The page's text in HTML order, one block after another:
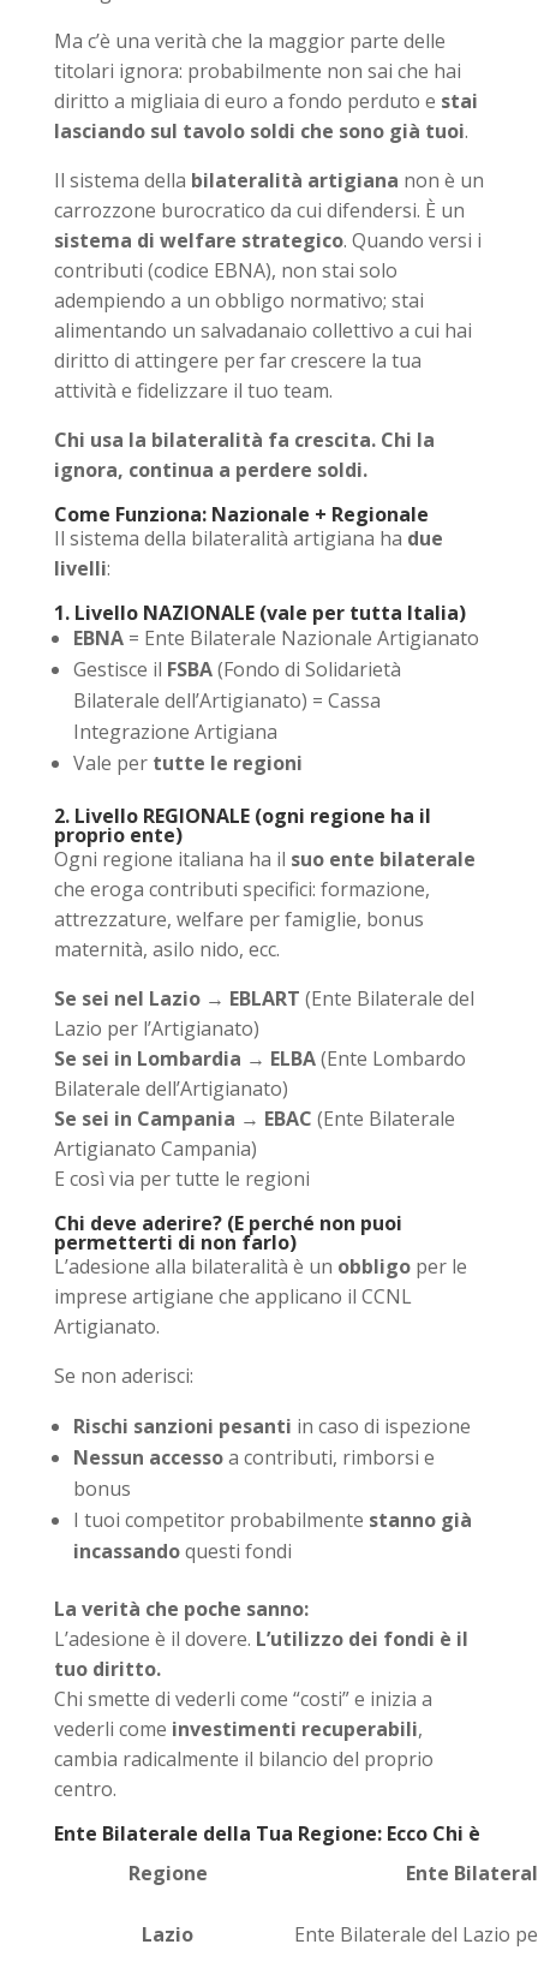
Ma c’è una verità che la maggior parte delle
titolari ignora: probabilmente non sai che hai
diritto a migliaia di euro a fondo perduto e stai
lasciando sul tavolo soldi che sono già tuoi.
Il sistema della bilateralità artigiana non è un
carrozzone burocratico da cui difendersi. È un
sistema di welfare strategico. Quando versi i
contributi (codice EBNA), non stai solo
adempiendo a un obbligo normativo; stai
alimentando un salvadanaio collettivo a cui hai
diritto di attingere per far crescere la tua
attività e fidelizzare il tuo team.
Chi usa la bilateralità fa crescita. Chi la
ignora, continua a perdere soldi.
Come Funziona: Nazionale + Regionale
Il sistema della bilateralità artigiana ha due
livelli:
1. Livello NAZIONALE (vale per tutta Italia)
EBNA= Ente Bilaterale Nazionale Artigianato
Gestisce il FSBA(Fondo di Solidarietà
Bilaterale dell’Artigianato) = Cassa
Integrazione Artigiana
Vale per tutte le regioni
2. Livello REGIONALE (ogni regione ha il
proprio ente)
Ogni regione italiana ha il suo ente bilaterale
che eroga contributi specifici: formazione,
attrezzature, welfare per famiglie, bonus
maternità, asilo nido, ecc.
Se sei nel Lazio→ EBLART (Ente Bilaterale del
Lazio per l’Artigianato)
Se sei in Lombardia → ELBA(Ente Lombardo
Bilaterale dell’Artigianato)
Se sei in Campania → EBAC (Ente Bilaterale
Artigianato Campania)
E così via per tutte le regioni
Chi deve aderire? (E perché non puoi
permetterti di non farlo)
L’adesione alla bilateralità è un obbligoper le
imprese artigiane che applicano il CCNL
Artigianato.
Se non aderisci:
Rischi sanzioni pesanti in caso di ispezione
Nessun accessoa contributi, rimborsi e
bonus
I tuoi competitor probabilmente stanno già
incassandoquesti fondi
La verità che poche sanno:
L’adesione è il dovere. L’utilizzo dei fondi è il
tuo diritto.
Chi smette di vederli come “costi” e inizia a
vederli come investimenti recuperabili,
cambia radicalmente il bilancio del proprio
centro.
Ente Bilaterale della Tua Regione: Ecco Chi è
Regione
Ente
Lazio Ente Bilaterale del Lazio